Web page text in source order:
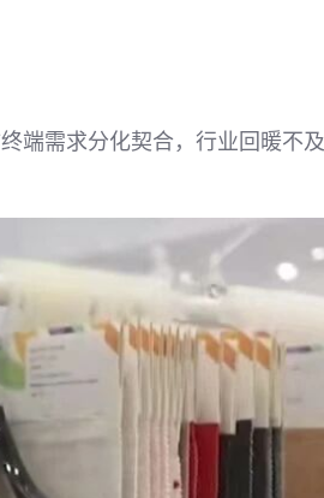
端需求分化契合，行业回暖不